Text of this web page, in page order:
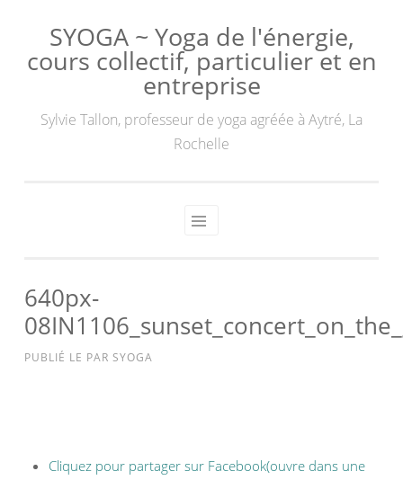
SYOGA ~ Yoga de l'énergie,
cours collectif, particulier et en
entreprise
Sylvie Tallon, professeur de yoga agréée à Aytré, La
Rochelle
640px-
PUBLIÉ LE PAR SYOGA
Cliquez pour partager sur Facebook(ouvre dans une